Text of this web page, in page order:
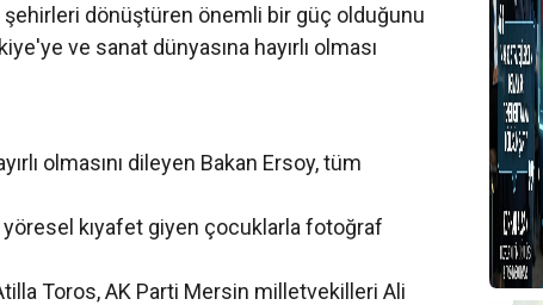
şehirleri dönüştüren önemli bir güç olduğunu
ve sanat dünyasına hayırlı olması
olmasını dileyen Bakan Ersoy, tüm
yöresel kıyafet giyen çocuklarla fotoğraf
Toros, AK Parti Mersin milletvekilleri Ali